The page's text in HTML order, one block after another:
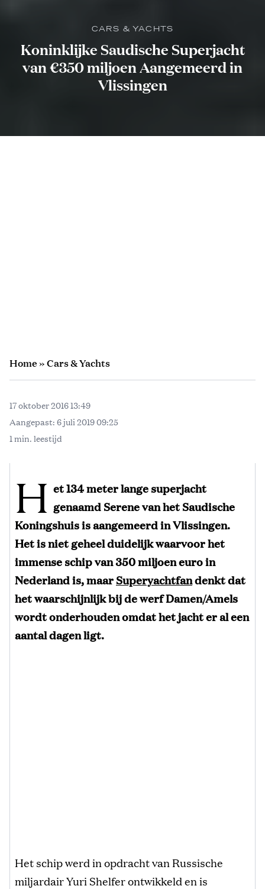
CARS & YACHTS
Koninklijke Saudische Superjacht
van €350 miljoen Aangemeerd in
Vlissingen
Home»Cars & Yachts
17 oktober 2016 13:49
Aangepast: 6 juli 2019 09:25
1 min. leestijd
H et 134 meter lange superjacht
genaamd Serene van het Saudische
Koningshuis is aangemeerd in Vlissingen.
Het is niet geheel duidelijk waarvoor het
immense schip van 350 miljoen euro in
Nederland is, maarSuperyachtfandenkt dat
het waarschijnlijk bij de werf Damen/Amels
wordt onderhouden omdat het jacht er al een
aantal dagen ligt.
Het schip werd in opdracht van Russische
miljardair Yuri Shelfer ontwikkeld en is